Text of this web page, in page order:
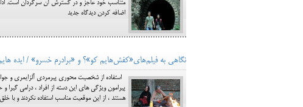
متناسب خود عاجز و در گسترش آن سرگردان است.
اضافه کردن دیدگاه جدید
نگاهی به فیلم‌های«کفش‌هایم کو»؟ و «برادرم خسرو» / ایده
استفاده از شخصیت محوری پیرمردی آلزایمری و
پیرامون ویژگی های این دسته از افراد ، درامی گیرا
هستند ، از این موقعیت مناسب استفاده نکردند و با